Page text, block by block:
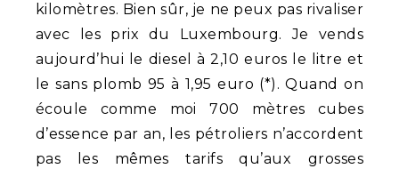
kilomètres. Bien sûr, je ne peux pas rivaliser
avec les prix du Luxembourg. Je vends
aujourd’hui le diesel à 2,10 euros le litre et
le sans plomb 95 à 1,95 euro (*). Quand on
écoule comme moi 700 mètres cubes
d’essence par an, les pétroliers n’accordent
pas les mêmes tarifs qu’aux grosses